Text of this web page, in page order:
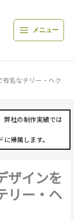
メニュー
名なテリー・ヘク
弊社の制作実績では
帰属します。
ザインを
リー・ヘ